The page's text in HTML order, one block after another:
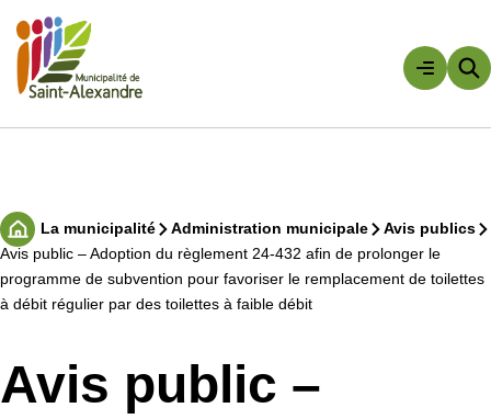
au
contenu
Accueil La municipalité Administration municipale
Avis publics
Avis public – Adoption du règlement 24-432 afin de prolonger le
programme de subvention pour favoriser le remplacement de toilettes
à débit régulier par des toilettes à faible débit
Avis public –